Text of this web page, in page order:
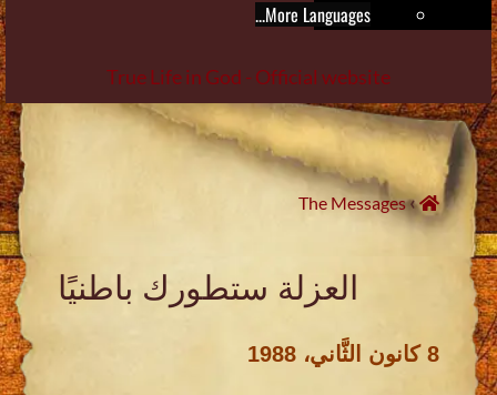
More Languages...
True Life in God - Official website
Skip
to
content
›
The Messages
العزلة ستطورك باطنيًا
8 كانون الثَّاني، 1988